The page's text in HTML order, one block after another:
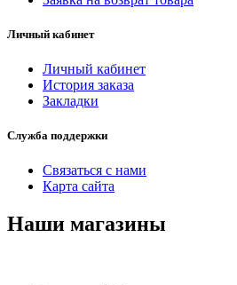
Личный кабинет
Личный кабинет
История заказа
Закладки
Служба поддержки
Связаться с нами
Карта сайта
Наши магазины